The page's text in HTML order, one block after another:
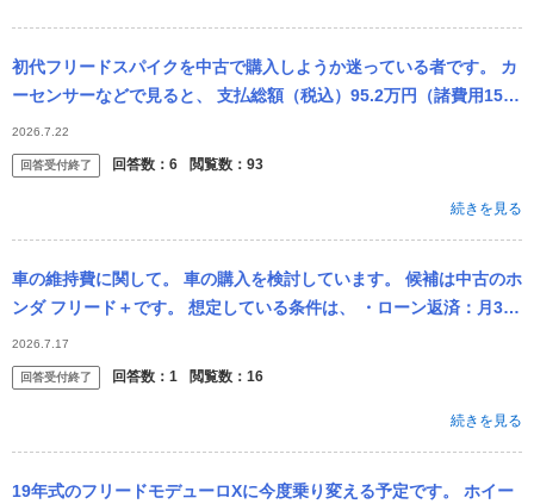
初代フリードスパイクを中古で購入しようか迷っている者です。 カ
ーセンサーなどで見ると、 支払総額（税込）95.2万円（諸費用15.4
万円含む） 車両本体価格（税込）79.8万円 とあるのですが...
2026.7.22
回答受付終了 回答数： 6 閲覧数： 93
続きを見る
車の維持費に関して。 車の購入を検討しています。 候補は中古のホ
ンダ フリード＋です。 想定している条件は、 ・ローン返済：月3万
円 ・駐車場代：月8,000円 ・32歳 ・ゴールド免許 ・...
2026.7.17
回答受付終了 回答数： 1 閲覧数： 16
続きを見る
19年式のフリードモデューロXに今度乗り変える予定です。 ホイー